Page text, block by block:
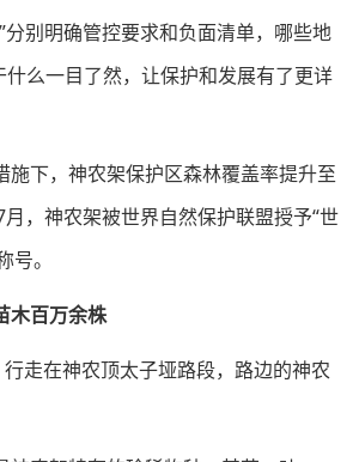
别明确管控要求和负面清单，哪些地
么一目了然，让保护和发展有了更详
下，神农架保护区森林覆盖率提升至
，神农架被世界自然保护联盟授予“世
号。
木百万余株
在神农顶太子垭路段，路边的神农